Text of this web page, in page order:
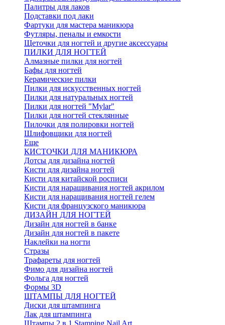
Палитры для лаков
Подставки под лаки
Фартуки для мастера маникюра
Футляры, пеналы и емкости
Щеточки для ногтей и другие аксессуары
ПИЛКИ ДЛЯ НОГТЕЙ
Алмазные пилки для ногтей
Бафы для ногтей
Керамические пилки
Пилки для искусственных ногтей
Пилки для натуральных ногтей
Пилки для ногтей "Mylar"
Пилки для ногтей стеклянные
Пилочки для полировки ногтей
Шлифовщики для ногтей
Еще
КИСТОЧКИ ДЛЯ МАНИКЮРА
Дотсы для дизайна ногтей
Кисти для дизайна ногтей
Кисти для китайской росписи
Кисти для наращивания ногтей акрилом
Кисти для наращивания ногтей гелем
Кисти для французского маникюра
ДИЗАЙН ДЛЯ НОГТЕЙ
Дизайн для ногтей в банке
Дизайн для ногтей в пакете
Наклейки на ногти
Стразы
Трафареты для ногтей
Фимо для дизайна ногтей
Фольга для ногтей
Формы 3D
ШТАМПЫ ДЛЯ НОГТЕЙ
Диски для штампинга
Лак для штампинга
Штампы 2 в 1 Stamping Nail Art